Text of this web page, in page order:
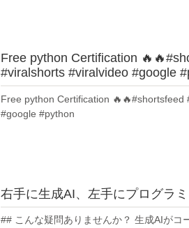
Free python Certification
#viralshorts #viralvideo #google
Free python Certification
#google #python
右手に生成AI、左手にプログラ
## こんな疑問ありませんか？ 生成AIがコ